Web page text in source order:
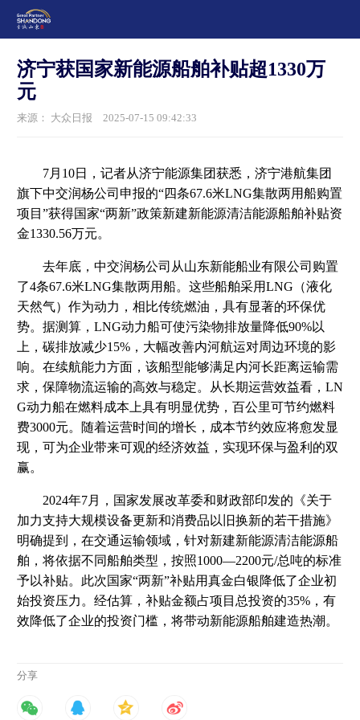
济宁获国家新能源船舶补贴超1330万
元
来源： 大众日报 2025-07-15 09:42:33
7月10日，记者从济宁能源集团获悉，济宁港航集团
旗下中交润杨公司申报的“四条67.6米LNG集散两用船购置
项目”获得国家“两新”政策新建新能源清洁能源船舶补贴资
金1330.56万元。
去年底，中交润杨公司从山东新能船业有限公司购置
了4条67.6米LNG集散两用船。这些船舶采用LNG（液化
天然气）作为动力，相比传统燃油，具有显著的环保优
势。据测算，LNG动力船可使污染物排放量降低90%以
上，碳排放减少15%，大幅改善内河航运对周边环境的影
响。在续航能力方面，该船型能够满足内河长距离运输需
求，保障物流运输的高效与稳定。从长期运营效益看，LN
G动力船在燃料成本上具有明显优势，百公里可节约燃料
费3000元。随着运营时间的增长，成本节约效应将愈发显
现，可为企业带来可观的经济效益，实现环保与盈利的双
赢。
2024年7月，国家发展改革委和财政部印发的《关于
加力支持大规模设备更新和消费品以旧换新的若干措施》
明确提到，在交通运输领域，针对新建新能源清洁能源船
舶，将依据不同船舶类型，按照1000—2200元/总吨的标准
予以补贴。此次国家“两新”补贴用真金白银降低了企业初
始投资压力。经估算，补贴金额占项目总投资的35%，有
效降低了企业的投资门槛，将带动新能源船舶建造热潮。
分享